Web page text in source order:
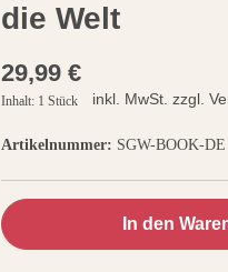
die Welt
29,99 €
Inhalt: 1 Stück inkl. MwSt. zzgl.
Artikelnummer: SGW-BOOK-DE
In den